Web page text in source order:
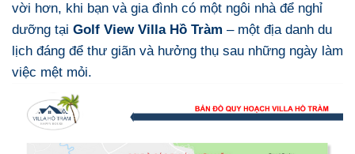
vời hơn, khi bạn và gia đình có một ngôi nhà để nghỉ
dưỡng tại Golf View Villa Hồ Tràm – một địa danh du
lịch đáng để thư giãn và hưởng thụ sau những ngày làm
việc mệt mỏi.